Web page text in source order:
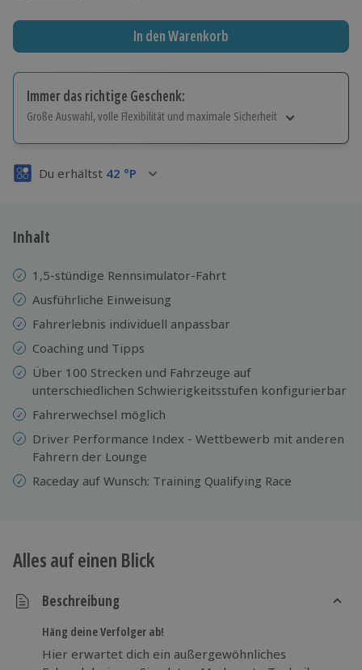
In den Warenkorb
Immer das richtige Geschenk:
Große Auswahl, volle Flexibilität und maximale Sicherheit
Volle Flexibilität
3 Jahre gültig & verlängerbar.
Du erhältst 42 °P
Inhalt
1,5-stündige Rennsimulator-Fahrt
Ausführliche Einweisung
Fahrerlebnis individuell anpassbar
Coaching und Tipps
Über 100 Strecken und Fahrzeuge auf
unterschiedlichen Schwierigkeitsstufen konfigurierbar
Fahrerwechsel möglich
Driver Performance Index - Wettbewerb mit anderen
Fahrern der Lounge
Raceday auf Wunsch: Training Qualifying Race
Alles auf einen Blick
Beschreibung
Häng deine Verfolger ab!
Hier erwartet dich ein außergewöhnliches